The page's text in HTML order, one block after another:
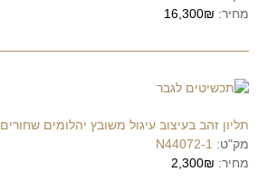
מחיר: 16,300₪
תליון זהב בעיצוב עיגול משובץ יהלומים שחורים
מק"ט: N44072-1
מחיר: 2,300₪